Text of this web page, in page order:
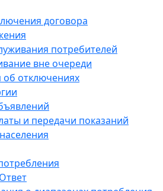
договора
потребителей
вне очереди
отключениях
и передачи показаний